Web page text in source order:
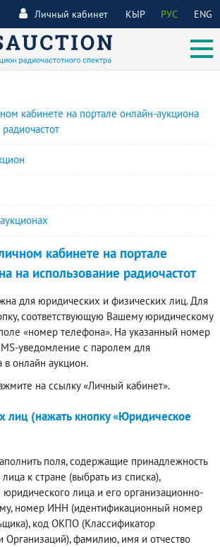
КЫР РУС ENG
Личный кабинет
кабинете на портале онлайн-аукциона
кабинете на портале
на использование радиочастот
для юридических и физических лиц. Для
соответствующую Вашему юридическому
поле «номер телефона». На указанный номер
уведомление с паролем для
онлайн аукцион.
на ссылку «Личный кабинет».
лиц (нажать кнопку «Юридическое
поля, содержащие принадлежность
к стране (выбрать из списка),
лица и его организационно-
номер ИНН (идентификационный номер
код ОКПО (Классификатор
Организаций), фамилию, имя и отчество